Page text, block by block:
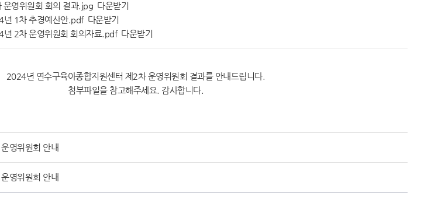
영위원회 회의 결과.jpg 다운받기
1차 추경예산안.pdf 다운받기
2차 운영위원회 회의자료.pdf 다운받기
2024년 연수구육아종합지원센터 제2차 운영위원회 결과를 안내드립니다.
첨부파일을 참고해주세요. 감사합니다.
영위원회 안내
영위원회 안내